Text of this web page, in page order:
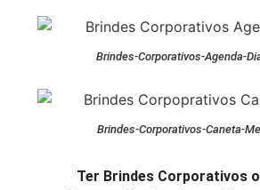
Brindes-Corporativos-Agenda-
Brindes-Corporativos-Caneta-
Ter Brindes Corporativos